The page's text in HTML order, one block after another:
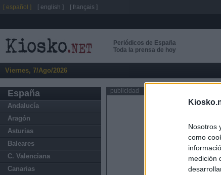
Nosotros
como
medición
Periódicos de España
Toda la prensa de hoy
Viernes, 7/Ago/2026
España
Andalucía
Aragón
Asturias
Baleares
C. Valenciana
Canarias
publicidad
[ español ] [ english ] [ français ]